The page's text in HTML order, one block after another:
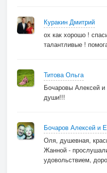
Куракин Дмитрий
ох как хорошо !
талантливые !
Титова Ольга
Бочаровы Алексей
души!!!
Бочаров Алексей и
Оля, душевная,
Жанной -
удовольствием,